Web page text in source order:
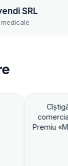
SRL
Cîştigătorul
comercială a anului
«Mercurul de